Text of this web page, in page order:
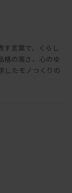
す言葉で、くらし
格の高さ、心のゆ
したモノつくりの